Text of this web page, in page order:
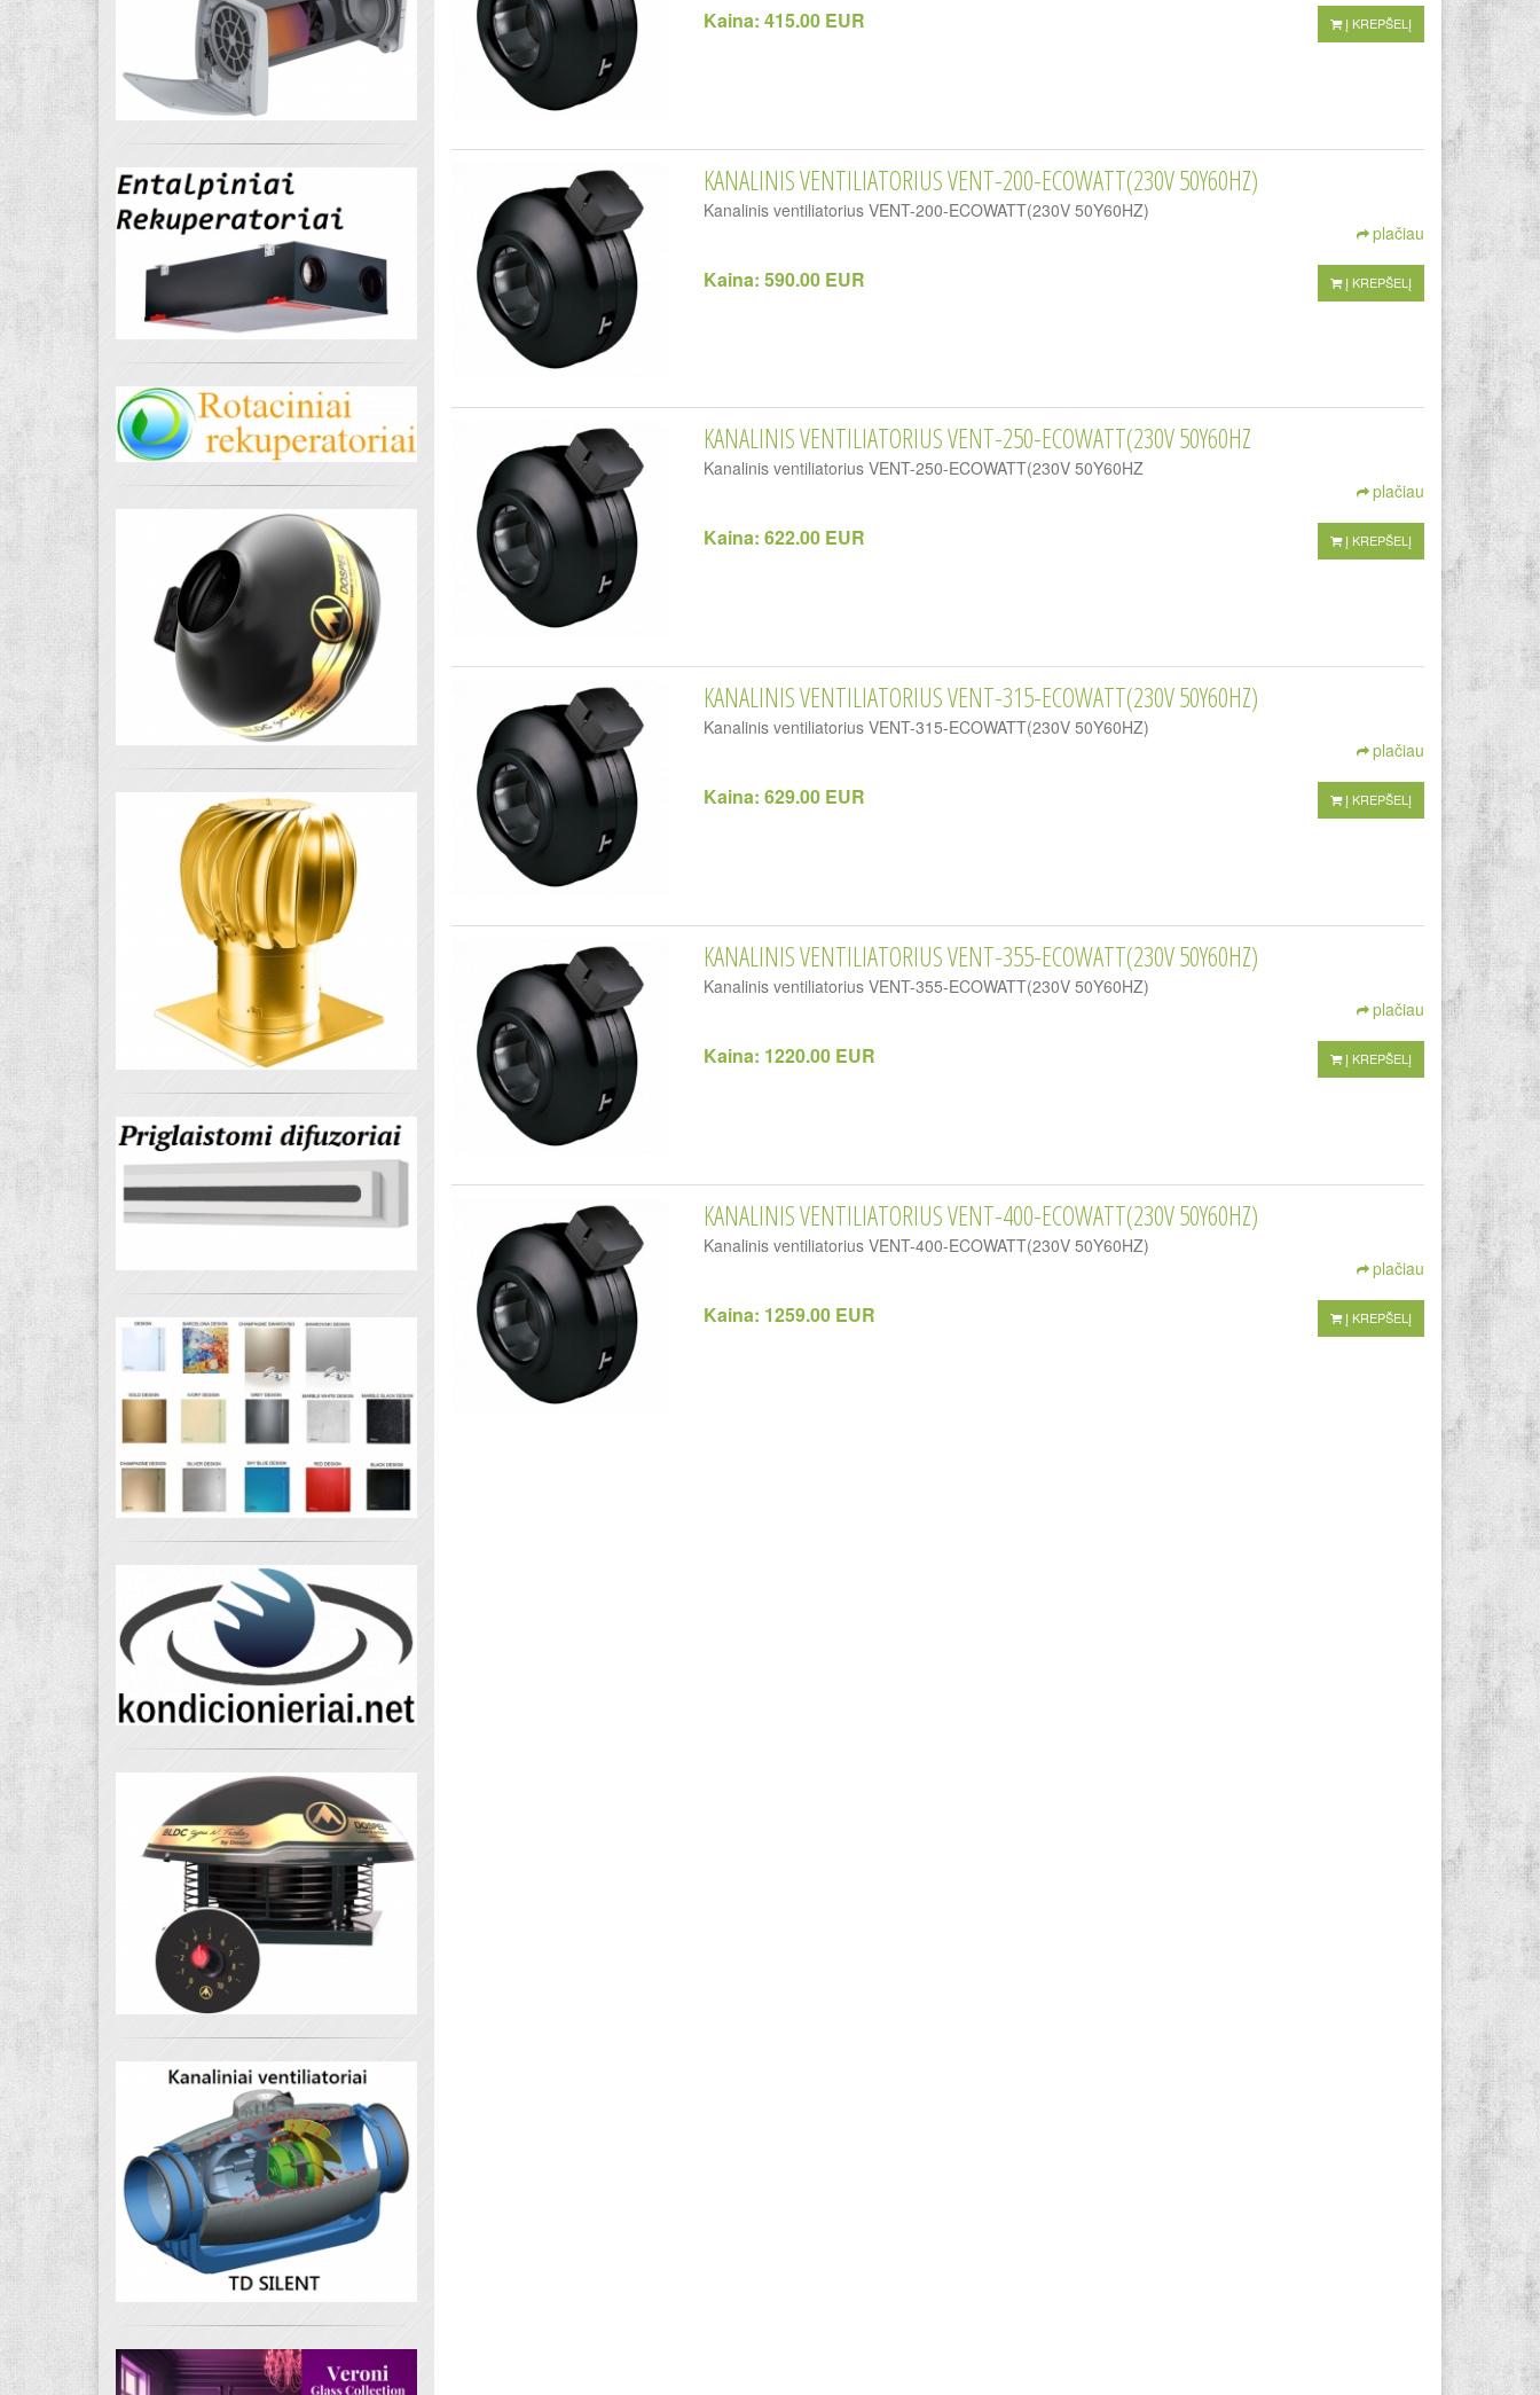
Kaina: 415.00 EUR Į KREPŠELĮ
KANALINIS VENTILIATORIUS VENT-200-ECOWATT(230V 50Y60HZ)
Kanalinis ventiliatorius VENT-200-ECOWATT(230V 50Y60HZ)
plačiau
Kaina: 590.00 EUR Į KREPŠELĮ
KANALINIS VENTILIATORIUS VENT-250-ECOWATT(230V 50Y60HZ
Kanalinis ventiliatorius VENT-250-ECOWATT(230V 50Y60HZ
plačiau
Kaina: 622.00 EUR Į KREPŠELĮ
KANALINIS VENTILIATORIUS VENT-315-ECOWATT(230V 50Y60HZ)
Kanalinis ventiliatorius VENT-315-ECOWATT(230V 50Y60HZ)
plačiau
Kaina: 629.00 EUR Į KREPŠELĮ
KANALINIS VENTILIATORIUS VENT-355-ECOWATT(230V 50Y60HZ)
Kanalinis ventiliatorius VENT-355-ECOWATT(230V 50Y60HZ)
plačiau
Kaina: 1220.00 EUR Į KREPŠELĮ
KANALINIS VENTILIATORIUS VENT-400-ECOWATT(230V 50Y60HZ)
Kanalinis ventiliatorius VENT-400-ECOWATT(230V 50Y60HZ)
plačiau
Kaina: 1259.00 EUR Į KREPŠELĮ